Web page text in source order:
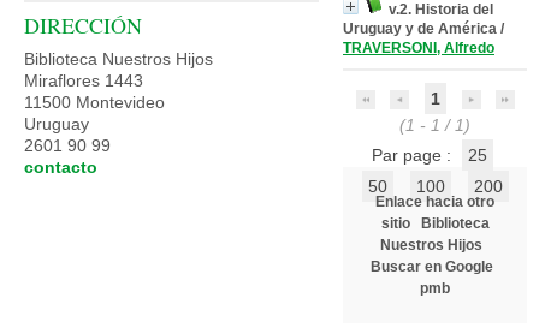
v.2. Historia del
Uruguay y de América /
TRAVERSONI, Alfredo
1
(1 - 1 / 1)
Par page :
25
50
100 200
Enlace hacia otro
sitio
Biblioteca
Nuestros Hijos
Buscar en Google
pmb
DIRECCIÓN
Biblioteca Nuestros Hijos
Miraflores 1443
11500 Montevideo
Uruguay
2601 90 99
contacto